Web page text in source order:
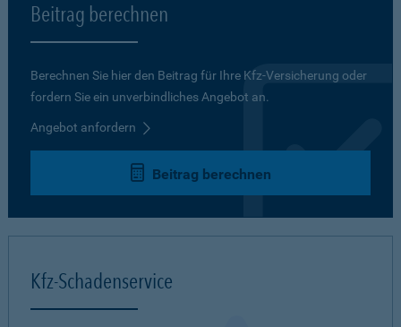
Beitrag berechnen
Berechnen Sie hier den Beitrag für Ihre Kfz-Versicherung oder
fordern Sie ein unverbindliches Angebot an.
Angebot anfordern
Beitrag berechnen
Kfz-Schadenservice